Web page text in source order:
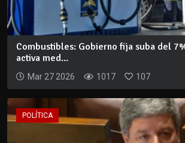
Combustibles: Gobierno fija suba del
activa med...
Mar 27 2026 1017 107
POLÍTICA